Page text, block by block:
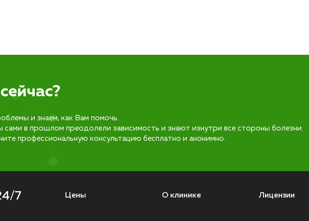
и знаем, как Вам помочь.
сами в прошлом преодолели зависимость и знают изнутри все стороны болезни.
профессиональную консультацию бесплатно и анонимно.
7 Цены О клинике Лицензии